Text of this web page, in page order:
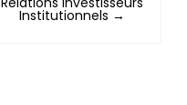
Relations Investisseurs
Institutionnels →